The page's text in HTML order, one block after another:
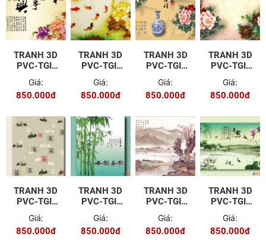
TRANH 3D
PVC-TGI-
ZS-P013
Giá:
850.000đ
TRANH 3D
PVC-TGI-
ZS-P014
Giá:
850.000đ
TRANH 3D
PVC-TGI-
ZS-P015
Giá:
850.000đ
TRANH 3D
PVC-TGI-
ZS-P016
Giá:
850.000đ
TRANH 3D
PVC-TGI-
ZS-P017
Giá:
850.000đ
TRANH 3D
PVC-TGI-
ZS-P018
Giá:
850.000đ
TRANH 3D
PVC-TGI-
ZS-P019
Giá:
850.000đ
TRANH 3D
PVC-TGI-
ZS-P020
Giá:
850.000đ